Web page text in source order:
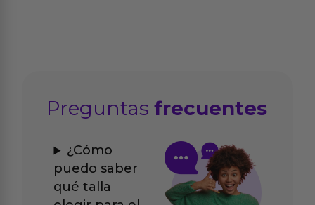
Preguntasfrecuentes
¿Cómo
puedo saber
qué talla